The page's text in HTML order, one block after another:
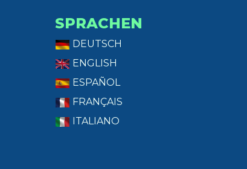
SPRACHEN
DEUTSCH
ENGLISH
ESPAÑOL
FRANÇAIS
ITALIANO